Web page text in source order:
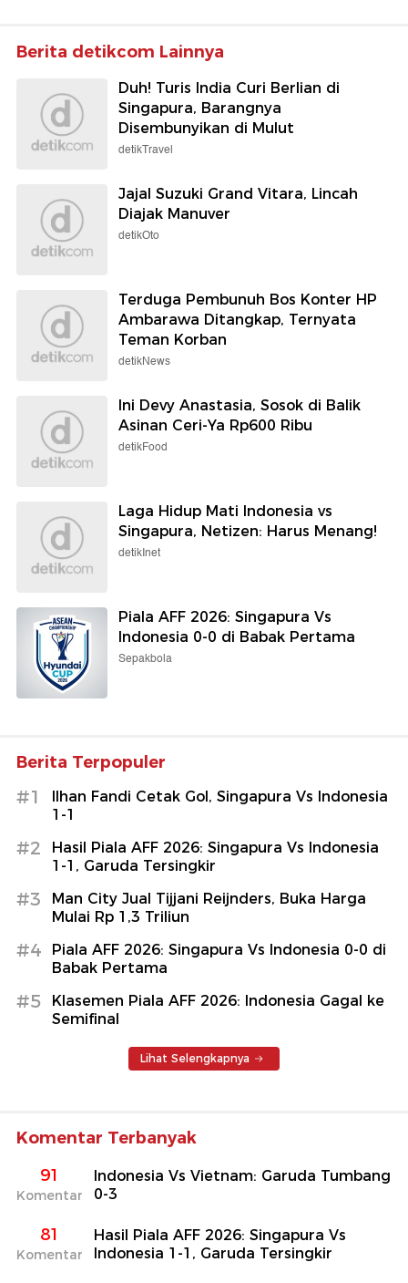
Berita detikcom Lainnya
Duh! Turis India Curi Berlian di
Singapura, Barangnya
Disembunyikan di Mulut
detikTravel
Jajal Suzuki Grand Vitara, Lincah
Diajak Manuver
detikOto
Terduga Pembunuh Bos Konter HP
Ambarawa Ditangkap, Ternyata
Teman Korban
detikNews
Ini Devy Anastasia, Sosok di Balik
Asinan Ceri-Ya Rp600 Ribu
detikFood
Laga Hidup Mati Indonesia vs
Singapura, Netizen: Harus Menang!
detikInet
Piala AFF 2026: Singapura Vs
Indonesia 0-0 di Babak Pertama
Sepakbola
Berita Terpopuler
#1
Ilhan Fandi Cetak Gol, Singapura Vs Indonesia
1-1
#2
Hasil Piala AFF 2026: Singapura Vs Indonesia
1-1, Garuda Tersingkir
#3
Man City Jual Tijjani Reijnders, Buka Harga
Mulai Rp 1,3 Triliun
#4
Piala AFF 2026: Singapura Vs Indonesia 0-0 di
Babak Pertama
#5
Klasemen Piala AFF 2026: Indonesia Gagal ke
Semifinal
Lihat Selengkapnya
Komentar Terbanyak
91
Komentar
Indonesia Vs Vietnam: Garuda Tumbang
0-3
81
Komentar
Hasil Piala AFF 2026: Singapura Vs
Indonesia 1-1, Garuda Tersingkir